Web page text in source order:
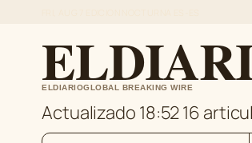
ELDIARIOGLOBAL BREAKING WIRE
Actualizado 18:5216